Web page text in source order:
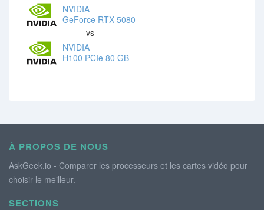
NVIDIA
GeForce RTX 5080
vs
NVIDIA
H100 PCIe 80 GB
À PROPOS DE NOUS
AskGeek.io - Comparer les processeurs et les cartes vidéo pour
choisir le meilleur.
SECTIONS